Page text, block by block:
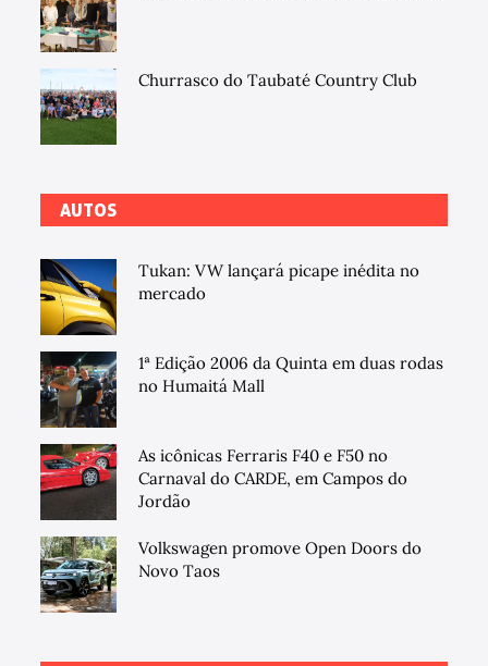
Churrasco do Taubaté Country Club
AUTOS
Tukan: VW lançará picape inédita no
mercado
1ª Edição 2006 da Quinta em duas rodas
no Humaitá Mall
As icônicas Ferraris F40 e F50 no
Carnaval do CARDE, em Campos do
Jordão
Volkswagen promove Open Doors do
Novo Taos